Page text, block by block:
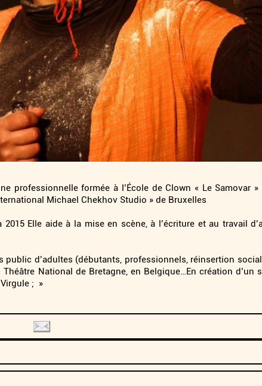
professionnelle formée à l’École de Clown « Le Samovar
Michael Chekhov Studio » de Bruxelles
Elle aide à la mise en scène, à l’écriture et au travail
public d’adultes (débutants, professionnels, réinsertion
National de Bretagne, en Belgique…En création
; »